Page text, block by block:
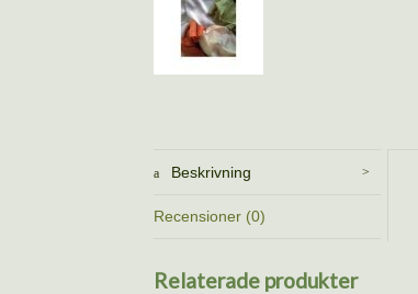
Beskrivning
Recensioner (0)
Relaterade produkter